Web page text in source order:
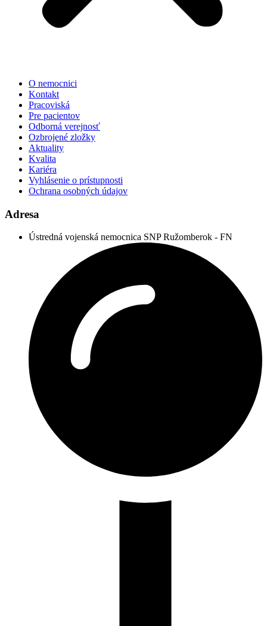
O nemocnici
Kontakt
Pracoviská
Pre pacientov
Odborná verejnosť
Ozbrojené zložky
Aktuality
Kvalita
Kariéra
Vyhlásenie o prístupnosti
Ochrana osobných údajov
Adresa
Ústredná vojenská nemocnica SNP Ružomberok - FN